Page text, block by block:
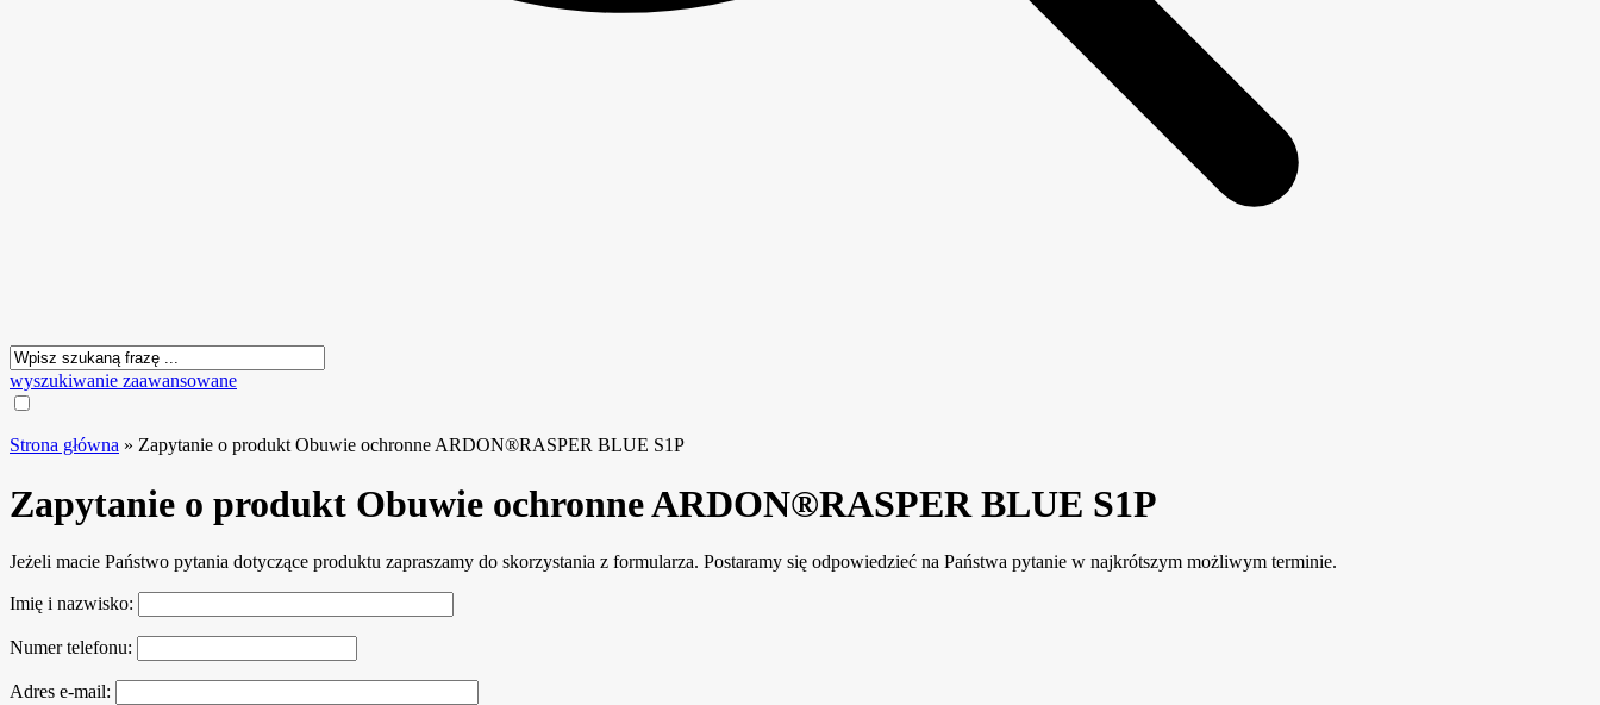
wyszukiwanie zaawansowane
Strona główna » Zapytanie o produkt Obuwie ochronne ARDON®RASPER BLUE S1P
Zapytanie o produkt Obuwie ochronne ARDON®RASPER BLUE S1P
Jeżeli macie Państwo pytania dotyczące produktu zapraszamy do skorzystania z formularza. Postaramy się odpowiedzieć na Państwa pytanie w najkrótszym możliwym terminie.
Imię i nazwisko:
Numer telefonu:
Adres e-mail: